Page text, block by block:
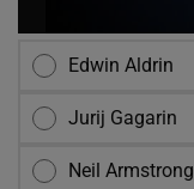
Edwin Aldrin
Jurij Gagarin
Neil Armstrong